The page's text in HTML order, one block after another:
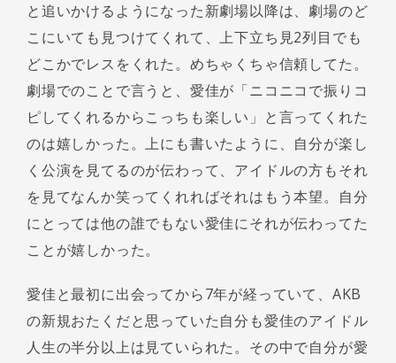
と追いかけるようになった新劇場以降は、劇場のど
こにいても見つけてくれて、上下立ち見2列目でも
どこかでレスをくれた。めちゃくちゃ信頼してた。
劇場でのことで言うと、愛佳が「ニコニコで振りコ
ピしてくれるからこっちも楽しい」と言ってくれた
のは嬉しかった。上にも書いたように、自分が楽し
く公演を見てるのが伝わって、アイドルの方もそれ
を見てなんか笑ってくれればそれはもう本望。自分
にとっては他の誰でもない愛佳にそれが伝わってた
ことが嬉しかった。
愛佳と最初に出会ってから7年が経っていて、AKB
の新規おたくだと思っていた自分も愛佳のアイドル
人生の半分以上は見ていられた。その中で自分が愛